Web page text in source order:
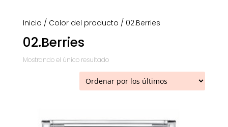
Inicio / Color del producto / 02.Berries
02.Berries
Mostrando el único resultado